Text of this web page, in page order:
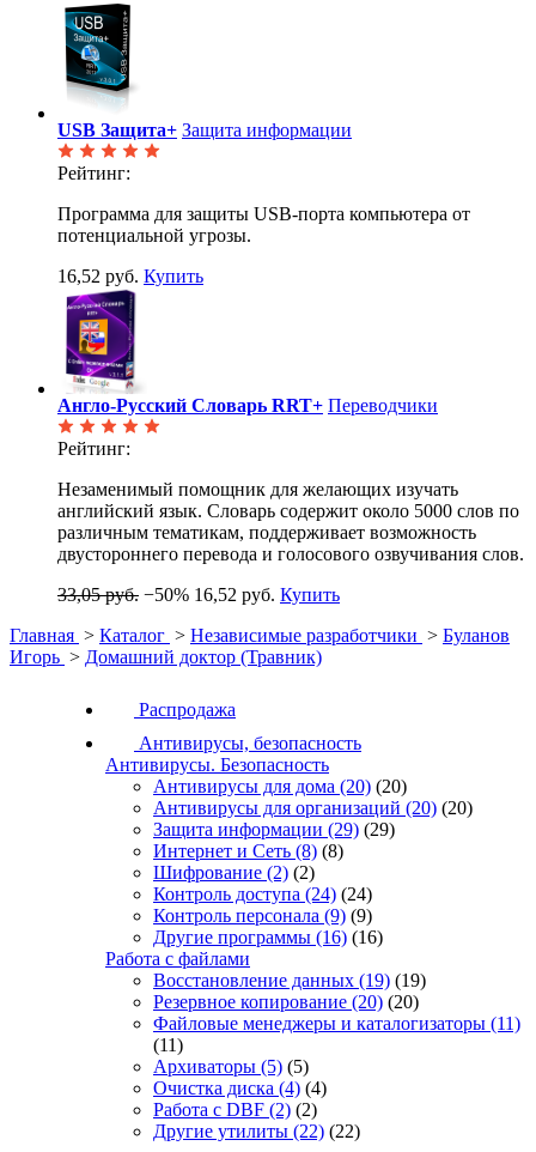
USB Защита+ Защита информации
Рейтинг:
Программа для защиты USB-порта компьютера от
потенциальной угрозы.
16,52 руб. Купить
Англо-Русский Словарь RRT+ Переводчики
Рейтинг:
Незаменимый помощник для желающих изучать
английский язык. Словарь содержит около 5000 слов по
различным тематикам, поддерживает возможность
двустороннего перевода и голосового озвучивания слов.
33,05 руб. −50% 16,52 руб. Купить
Главная > Каталог > Независимые разработчики > Буланов
Игорь > Домашний доктор (Травник)
Распродажа
Антивирусы, безопасность
Антивирусы. Безопасность
Антивирусы для дома (20) (20)
Антивирусы для организаций (20) (20)
Защита информации (29) (29)
Интернет и Сеть (8) (8)
Шифрование (2) (2)
Контроль доступа (24) (24)
Контроль персонала (9) (9)
Другие программы (16) (16)
Работа с файлами
Восстановление данных (19) (19)
Резервное копирование (20) (20)
Файловые менеджеры и каталогизаторы (11)
(11)
Архиваторы (5) (5)
Очистка диска (4) (4)
Работа с DBF (2) (2)
Другие утилиты (22) (22)